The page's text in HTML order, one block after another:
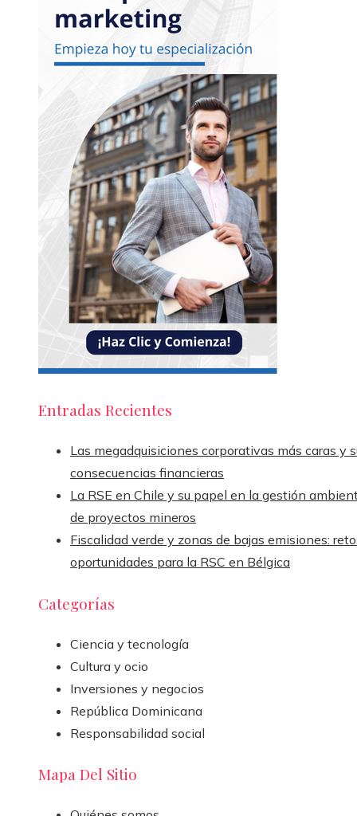
Entradas Recientes
Las megadquisiciones corporativas más caras y
consecuencias financieras
La RSE en Chile y su papel en la gestión
de proyectos mineros
Fiscalidad verde y zonas de bajas emisiones:
oportunidades para la RSC en Bélgica
Categorías
Ciencia y tecnología
Cultura y ocio
Inversiones y negocios
República Dominicana
Responsabilidad social
Mapa Del Sitio